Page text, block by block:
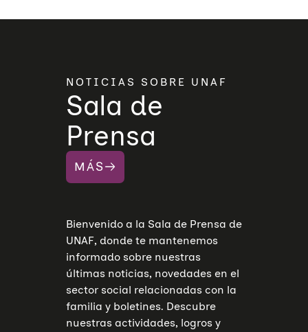
NOTICIAS SOBRE UNAF
Sala de
Prensa
MÁS
Bienvenido a la Sala de Prensa de
UNAF, donde te mantenemos
informado sobre nuestras
últimas noticias, novedades en el
sector social relacionadas con la
familia y boletines. Descubre
nuestras actividades, logros y